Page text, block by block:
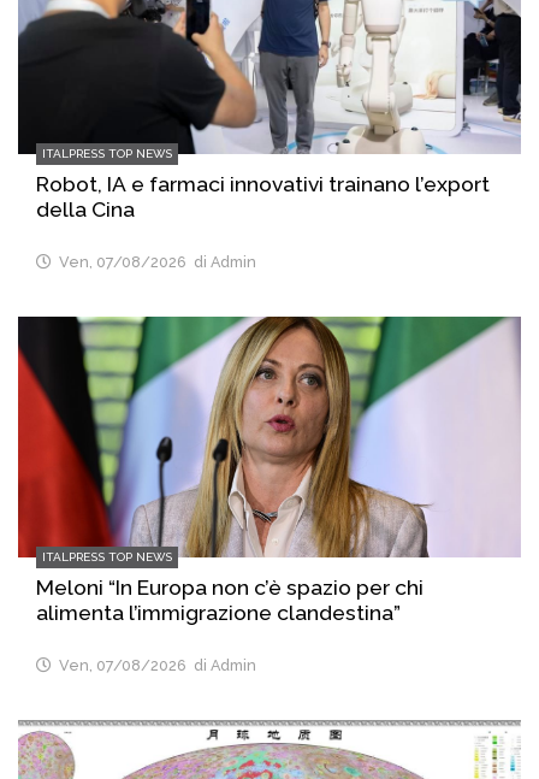
ITALPRESS TOP NEWS
Robot, IA e farmaci innovativi trainano l’export
della Cina
Ven, 07/08/2026 di Admin
ITALPRESS TOP NEWS
Meloni “In Europa non c’è spazio per chi
alimenta l’immigrazione clandestina”
Ven, 07/08/2026 di Admin